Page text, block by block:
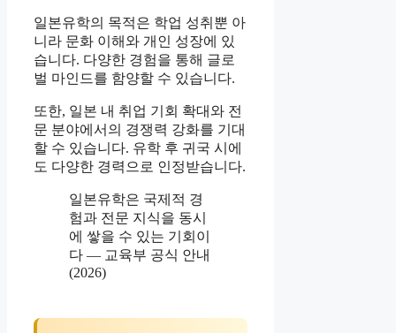
일본유학의 목적은 학업 성취뿐 아
니라 문화 이해와 개인 성장에 있
습니다. 다양한 경험을 통해 글로
벌 마인드를 함양할 수 있습니다.
또한, 일본 내 취업 기회 확대와 전
문 분야에서의 경쟁력 강화를 기대
할 수 있습니다. 유학 후 귀국 시에
도 다양한 경력으로 인정받습니다.
일본유학은 국제적 경
험과 전문 지식을 동시
에 쌓을 수 있는 기회이
다 — 교육부 공식 안내
(2026)